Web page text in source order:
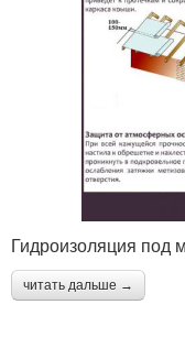
Гидроизоляция под
читать дальше →